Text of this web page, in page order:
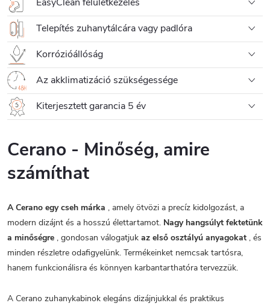
Telepítés zuhanytálcára vagy padlóra
Korrózióállóság
Az akklimatizáció szükségessége
Kiterjesztett garancia 5 év
Cerano - Minőség, amire
számíthat
A Cerano egy cseh márka , amely ötvözi a precíz kidolgozást, a
modern dizájnt és a hosszú élettartamot. Nagy hangsúlyt fektetünk
a minőségre , gondosan válogatjuk az első osztályú anyagokat , és
minden részletre odafigyelünk. Termékeinket nemcsak tartósra,
hanem funkcionálisra és könnyen karbantarthatóra tervezzük.
A Cerano zuhanykabinok elegáns dizájnjukkal és praktikus